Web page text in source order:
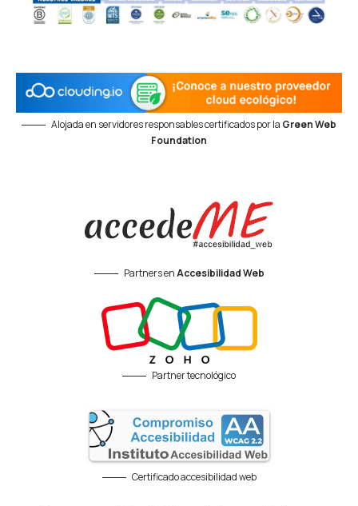
Alojada en servidores responsables certificados por la Green Web
Foundation
Partners enAccesibilidad Web
Partner tecnológico
Certificado accesibilidad web